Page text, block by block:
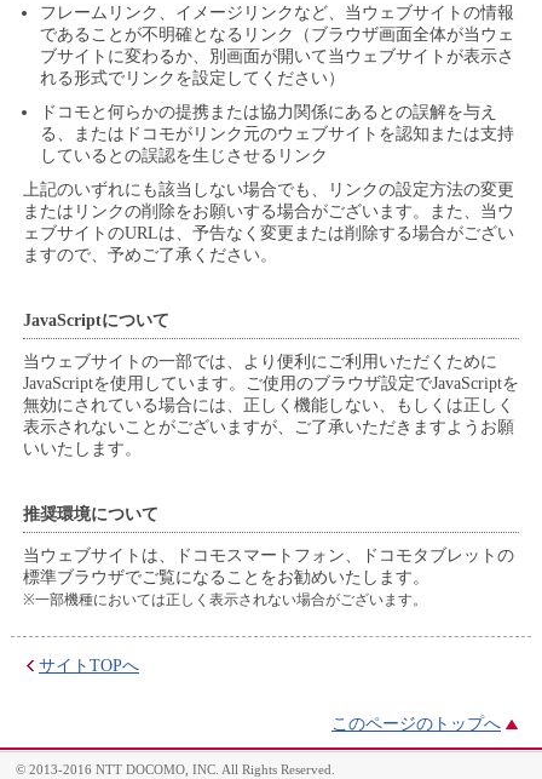
フレームリンク、イメージリンクなど、当ウェブサイトの情報
であることが不明確となるリンク（ブラウザ画面全体が当ウェ
ブサイトに変わるか、別画面が開いて当ウェブサイトが表示さ
れる形式でリンクを設定してください）
ドコモと何らかの提携または協力関係にあるとの誤解を与え
る、またはドコモがリンク元のウェブサイトを認知または支持
しているとの誤認を生じさせるリンク
上記のいずれにも該当しない場合でも、リンクの設定方法の変更
またはリンクの削除をお願いする場合がございます。また、当ウ
ェブサイトのURLは、予告なく変更または削除する場合がござい
ますので、予めご了承ください。
JavaScriptについて
当ウェブサイトの一部では、より便利にご利用いただくために
JavaScriptを使用しています。ご使用のブラウザ設定でJavaScriptを
無効にされている場合には、正しく機能しない、もしくは正しく
表示されないことがございますが、ご了承いただきますようお願
いいたします。
推奨環境について
当ウェブサイトは、ドコモスマートフォン、ドコモタブレットの
標準ブラウザでご覧になることをお勧めいたします。
※一部機種においては正しく表示されない場合がございます。
サイトTOPへ
このページのトップへ
© 2013-2016 NTT DOCOMO, INC. All Rights Reserved.